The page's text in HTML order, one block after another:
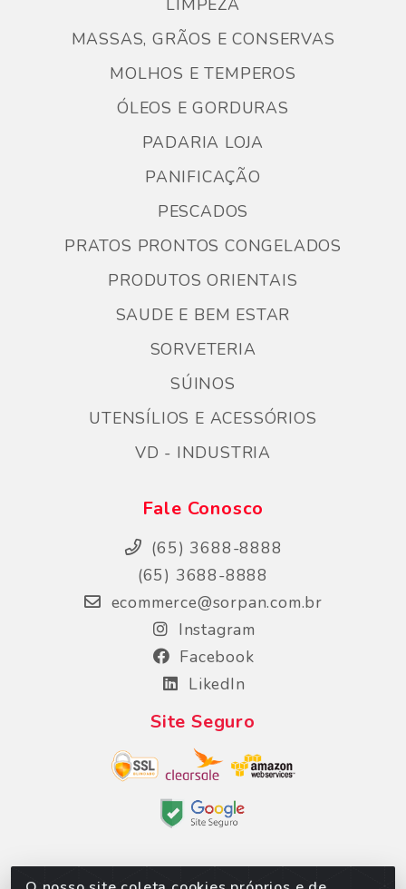
LIMPEZA
MASSAS, GRÃOS E CONSERVAS
MOLHOS E TEMPEROS
ÓLEOS E GORDURAS
PADARIA LOJA
PANIFICAÇÃO
PESCADOS
PRATOS PRONTOS CONGELADOS
PRODUTOS ORIENTAIS
SAUDE E BEM ESTAR
SORVETERIA
SÚINOS
UTENSÍLIOS E ACESSÓRIOS
VD - INDUSTRIA
Fale Conosco
(65) 3688-8888
(65) 3688-8888
ecommerce@sorpan.com.br
Instagram
Facebook
LikedIn
Site Seguro